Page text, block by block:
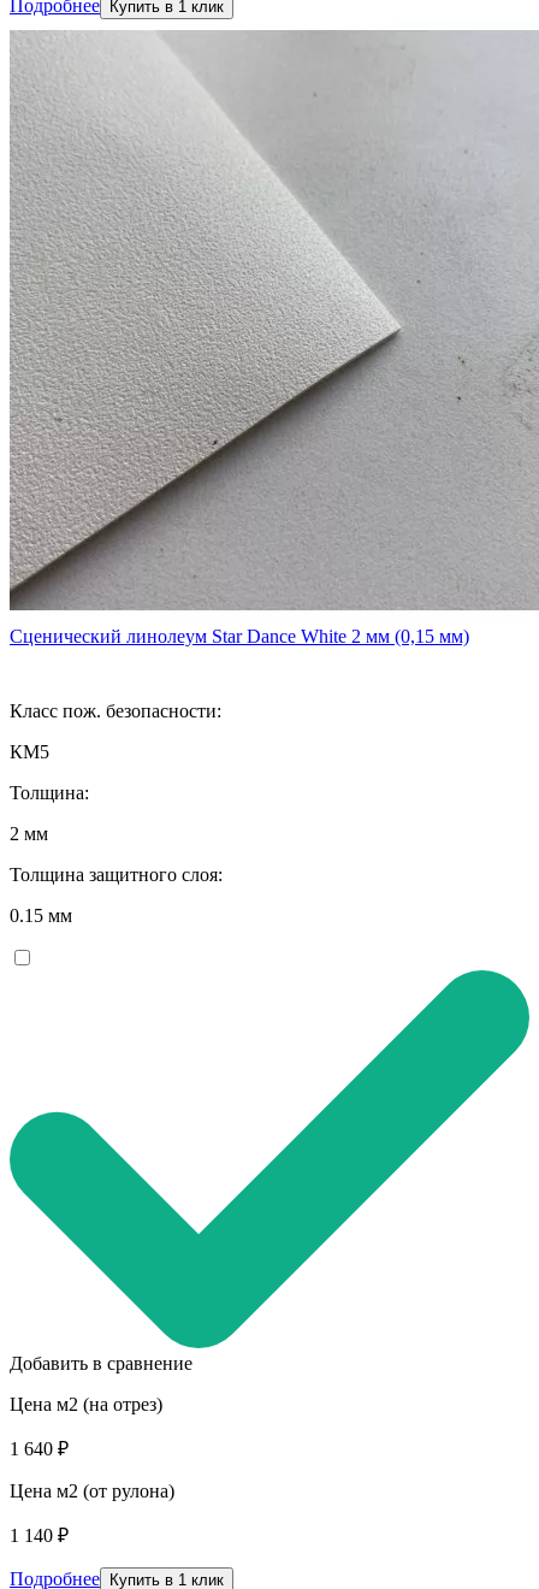
Подробнее Купить в 1 клик
Сценический линолеум Star Dance White 2 мм (0,15 мм)
Класс пож. безопасности:
КМ5
Толщина:
2 мм
Толщина защитного слоя:
0.15 мм
Добавить в сравнение
Цена м2 (на отрез)
1 640 ₽
Цена м2 (от рулона)
1 140 ₽
Подробнее Купить в 1 клик